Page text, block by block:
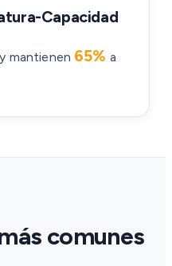
Capacidad
y mantienen 65% a
comunes